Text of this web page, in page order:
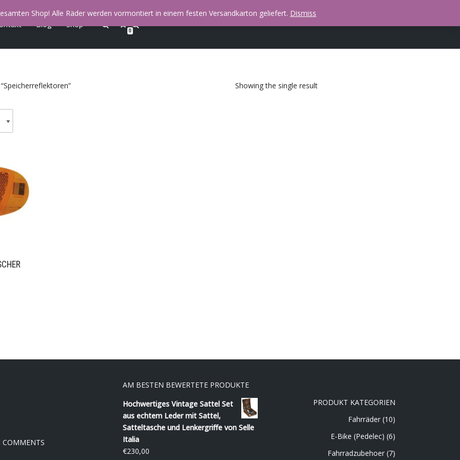
Blog Shop
0
Showing the single result
COMMENTS
AM BESTEN BEWERTETE PRODUKTE
Hochwertiges Vintage Sattel Set
aus echtem Leder mit Sattel,
Satteltasche und Lenkergriffe von Selle
Italia
€230,00
PRODUKT KATEGORIEN
Fahrräder (10)
E-Bike (Pedelec) (6)
Fahrradzubehoer (7)
Shop! Alle Räder werden vormontiert in einem festen Versandkarton geliefert. Dismiss